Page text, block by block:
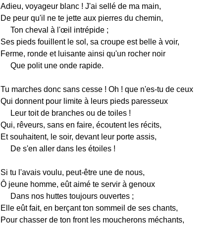
Adieu, voyageur blanc ! J'ai sellé de ma main,
De peur qu'il ne te jette aux pierres du chemin,
Ton cheval à l'œil intrépide ;
Ses pieds fouillent le sol, sa croupe est belle à voir,
Ferme, ronde et luisante ainsi qu'un rocher noir
Que polit une onde rapide.
Tu marches donc sans cesse ! Oh ! que n'es-tu de ceux
Qui donnent pour limite à leurs pieds paresseux
Leur toit de branches ou de toiles !
Qui, rêveurs, sans en faire, écoutent les récits,
Et souhaitent, le soir, devant leur porte assis,
De s'en aller dans les étoiles !
Si tu l'avais voulu, peut-être une de nous,
Ô jeune homme, eût aimé te servir à genoux
Dans nos huttes toujours ouvertes ;
Elle eût fait, en berçant ton sommeil de ses chants,
Pour chasser de ton front les moucherons méchants,